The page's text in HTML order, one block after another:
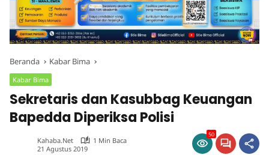
Beranda Kabar Bima
Kabar Bima
Sekretaris dan Kasubbag Keuangan
Bapedda Diperiksa Polisi
Kahaba.net
1 Min Baca
21 Agustus 2019
50